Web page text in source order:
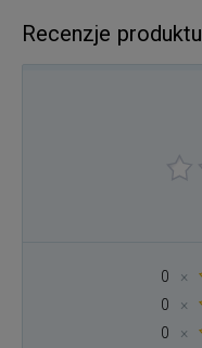
Recenzje produktu
0
×
0
×
0
×